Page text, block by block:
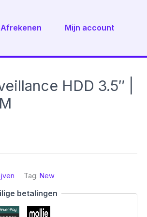
Afrekenen Mijn account
HDD 3.5″ |
Tag:New
betalingen